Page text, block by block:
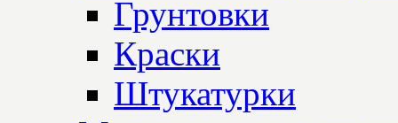
Грунтовки
Краски
Штукатурки